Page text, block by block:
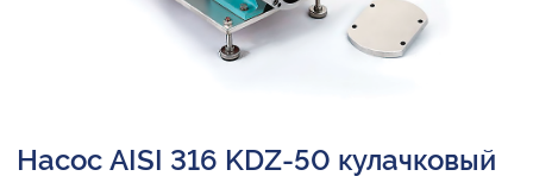
Насос AISI 316 KDZ-50 кулачковый